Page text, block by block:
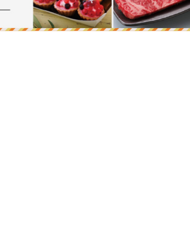
仕込みのタイミングで最も旬なぶどうを複数品種組み合わ
を楽しめるラガービールで、炭酸も強めでまるでスパーク